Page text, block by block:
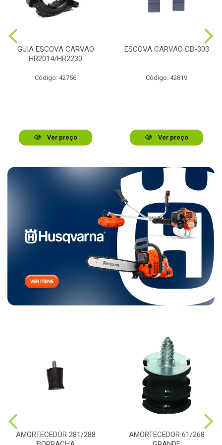
GUIA ESCOVA CARVAO
HR2014/HR2230
Código: 42756
Ver preço
ESCOVA CARVAO CB-303
Código: 42819
Ver preço
AMORTECEDOR 281/288
AMORTECEDOR 61/268